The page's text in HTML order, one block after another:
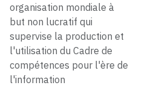
organisation mondiale à
but non lucratif qui
supervise la production et
l'utilisation du Cadre de
compétences pour l'ère de
l'information